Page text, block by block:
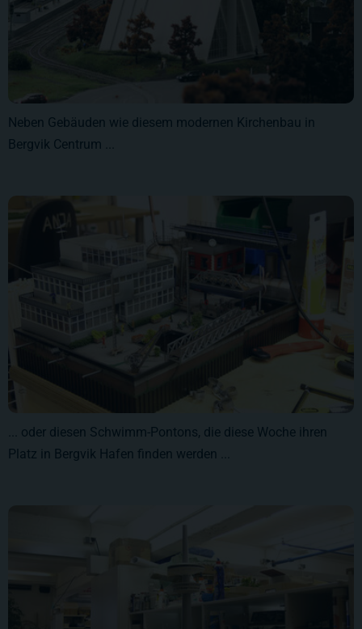
Neben Gebäuden wie diesem modernen Kirchenbau in
Bergvik Centrum ...
... oder diesen Schwimm-Pontons, die diese Woche ihren
Platz in Bergvik Hafen finden werden ...